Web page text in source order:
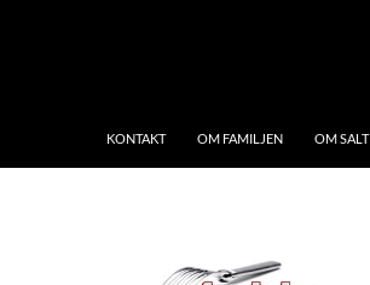
KONTAKT
OM FAMILJEN OM SALT